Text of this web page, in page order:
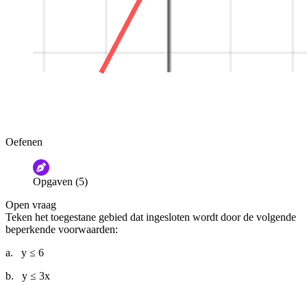
Oefenen
Opgaven (5)
Open vraag
Teken het toegestane gebied dat ingesloten wordt door de volgende
beperkende voorwaarden:
a. y ≤ 6
b. y ≤ 3x